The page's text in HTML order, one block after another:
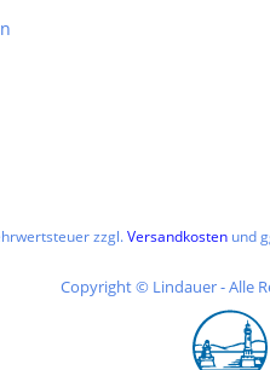
zzgl.Versandkostenund
Copyright © Lindauer - Alle